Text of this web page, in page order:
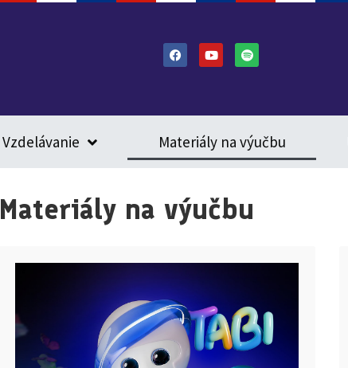
Vzdelávanie Materiály na výučbu
Materiály na výučbu